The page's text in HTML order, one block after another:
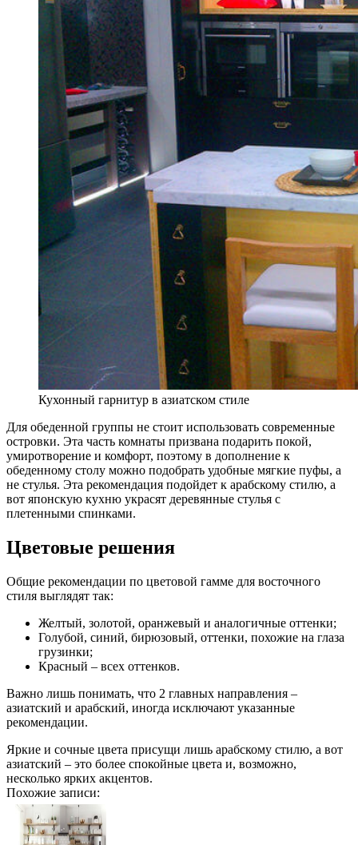
Кухонный гарнитур в азиатском стиле
Для обеденной группы не стоит использовать современные
островки. Эта часть комнаты призвана подарить покой,
умиротворение и комфорт, поэтому в дополнение к
обеденному столу можно подобрать удобные мягкие пуфы, а
не стулья. Эта рекомендация подойдет к арабскому стилю, а
вот японскую кухню украсят деревянные стулья с
плетенными спинками.
Цветовые решения
Общие рекомендации по цветовой гамме для восточного
стиля выглядят так:
Желтый, золотой, оранжевый и аналогичные оттенки;
Голубой, синий, бирюзовый, оттенки, похожие на глаза
грузинки;
Красный – всех оттенков.
Важно лишь понимать, что 2 главных направления –
азиатский и арабский, иногда исключают указанные
рекомендации.
Яркие и сочные цвета присущи лишь арабскому стилю, а вот
азиатский – это более спокойные цвета и, возможно,
несколько ярких акцентов.
Похожие записи: